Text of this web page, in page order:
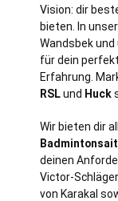
Vision: dir
bieten. In
Wandsbek
für dein
Erfahrung.
RSLund Huck
Wir bieten dir
deinen
Victor-
von Karakal